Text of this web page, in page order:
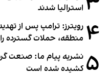
استرالیا شدند
۴ رویترز: ترامپ پس از
منطقه، حملات گسترده
۵ نشریه پیام ما: صنعت
کشیده شده است